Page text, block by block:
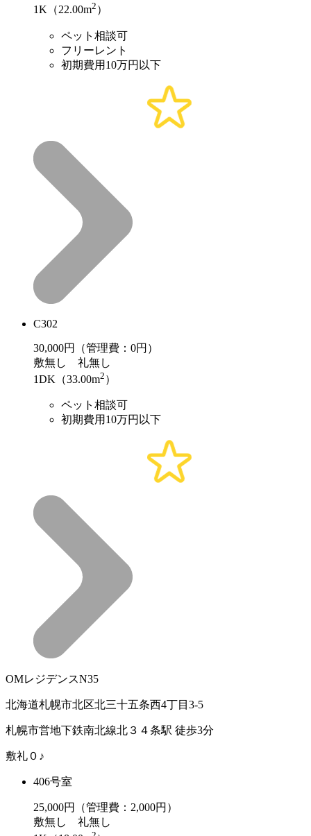
1K（22.00m2 ）
ペット相談可
フリーレント
初期費用10万円以下
C302
30,000円（管理費：0円）
敷無し 礼無し
1DK（33.00m2 ）
ペット相談可
初期費用10万円以下
OMレジデンスN35
北海道札幌市北区北三十五条西4丁目3-5
札幌市営地下鉄南北線北３４条駅 徒歩3分
敷礼０♪
406号室
25,000円（管理費：2,000円）
敷無し 礼無し